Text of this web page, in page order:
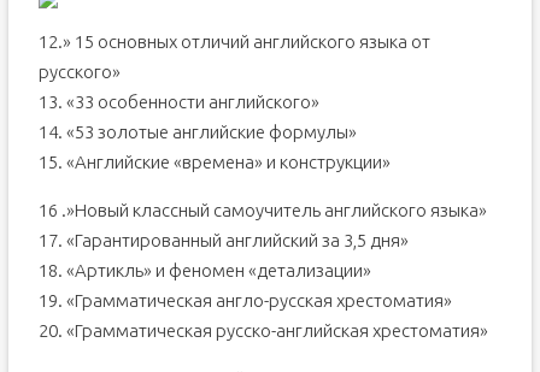
12.» 15 основных отличий английского языка от
русского»
13. «33 особенности английского»
14. «53 золотые английские формулы»
15. «Английские «времена» и конструкции»
16 .»Новый классный самоучитель английского языка»
17. «Гарантированный английский за 3,5 дня»
18. «Артикль» и феномен «детализации»
19. «Грамматическая англо-русская хрестоматия»
20. «Грамматическая русско-английская хрестоматия»